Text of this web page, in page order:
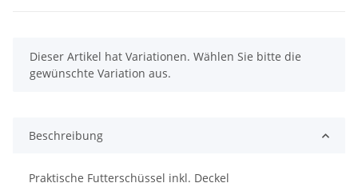
x
Dieser Artikel hat Variationen. Wählen Sie bitte die
gewünschte Variation aus.
Beschreibung
Praktische Futterschüssel inkl. Deckel